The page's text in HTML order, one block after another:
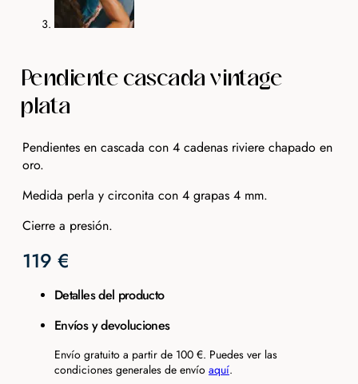
Pendiente cascada vintage
plata
Pendientes en cascada con 4 cadenas riviere chapado en
oro.
Medida perla y circonita con 4 grapas 4 mm.
Cierre a presión.
119 €
Detalles del producto
Envíos y devoluciones
Envío gratuito a partir de 100 €. Puedes ver las
condiciones generales de envío aquí.